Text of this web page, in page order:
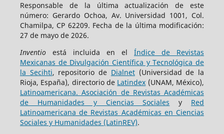
Responsable de la última actualización de este
número: Gerardo Ochoa, Av. Universidad 1001, Col.
Chamilpa, CP 62209. Fecha de la última modificación:
27 de mayo de 2026.
Inventioestá incluida en elÍndice de Revistas
Mexicanas de Divulgación Científica y Tecnológica de
la Secihti, repositorio de Dialnet(Universidad de la
Rioja, España), directorio de Latindex (UNAM, México),
Latinoamericana. Asociación de Revistas Académicas
de Humanidades y Ciencias Sociales y Red
Latinoamericana de Revistas Académicas en Ciencias
Sociales y Humanidades (LatinREV).